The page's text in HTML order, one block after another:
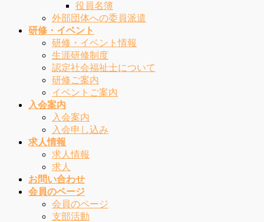
役員名簿
外部団体への委員派遣
研修・イベント
研修・イベント情報
生涯研修制度
認定社会福祉士について
研修ご案内
イベントご案内
入会案内
入会案内
入会申し込み
求人情報
求人情報
求人
お問い合わせ
会員のページ
会員のページ
支部活動